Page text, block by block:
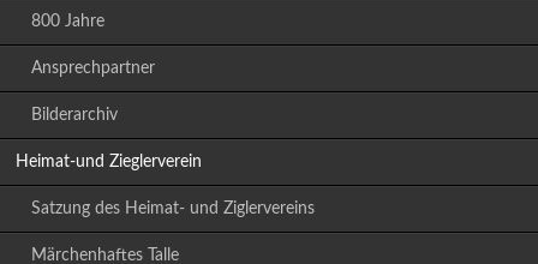
800 Jahre
Ansprechpartner
Bilderarchiv
Heimat-und Zieglerverein
Satzung des Heimat- und Ziglervereins
Märchenhaftes Talle